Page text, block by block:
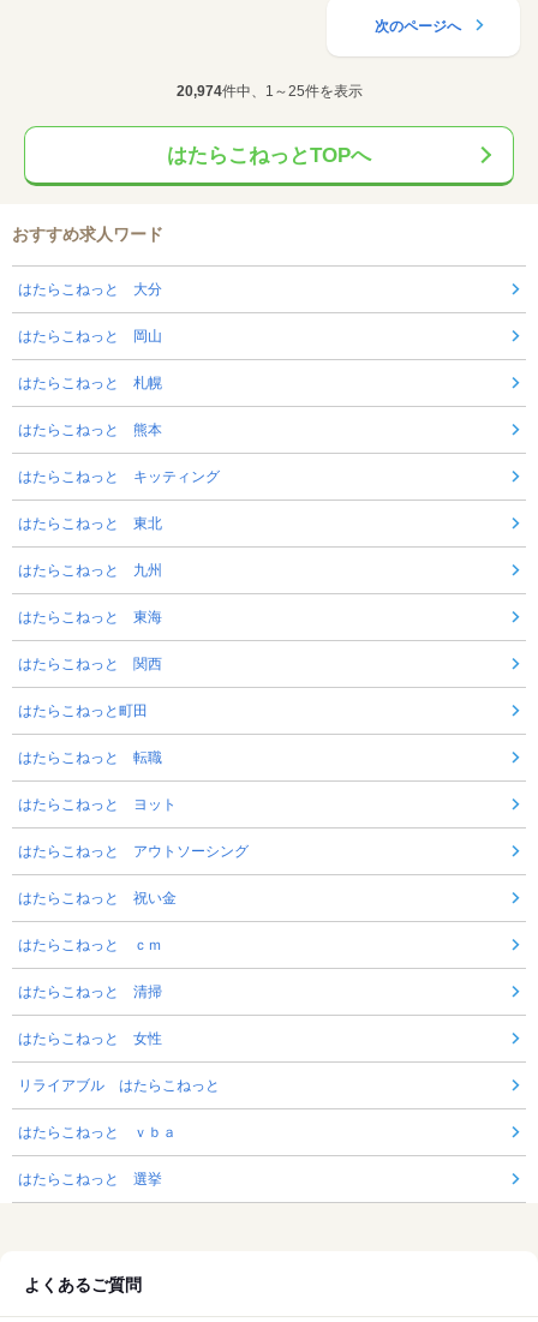
次のページへ
20,974件中、1～25件を表示
はたらこねっとTOPへ
おすすめ求人ワード
はたらこねっと 大分
はたらこねっと 岡山
はたらこねっと 札幌
はたらこねっと 熊本
はたらこねっと キッティング
はたらこねっと 東北
はたらこねっと 九州
はたらこねっと 東海
はたらこねっと 関西
はたらこねっと町田
はたらこねっと 転職
はたらこねっと ヨット
はたらこねっと アウトソーシング
はたらこねっと 祝い金
はたらこねっと ｃｍ
はたらこねっと 清掃
はたらこねっと 女性
リライアブル はたらこねっと
はたらこねっと ｖｂａ
はたらこねっと 選挙
よくあるご質問